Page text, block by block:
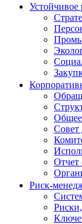
Устойчивое
Общее
Совет
Отчет
Риск-